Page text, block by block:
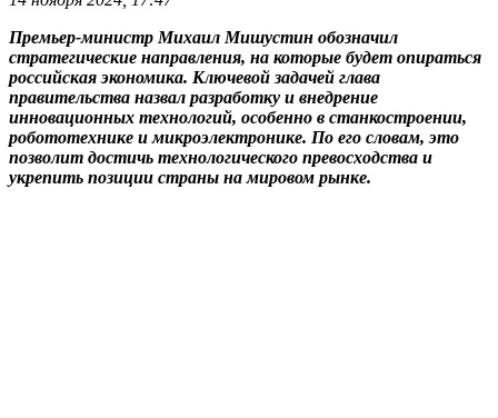
Премьер-министр Михаил Мишустин обозначил
стратегические направления, на которые будет опираться
российская экономика. Ключевой задачей глава
правительства назвал разработку и внедрение
инновационных технологий, особенно в станкостроении,
робототехнике и микроэлектронике. По его словам, это
позволит достичь технологического превосходства и
укрепить позиции страны на мировом рынке.